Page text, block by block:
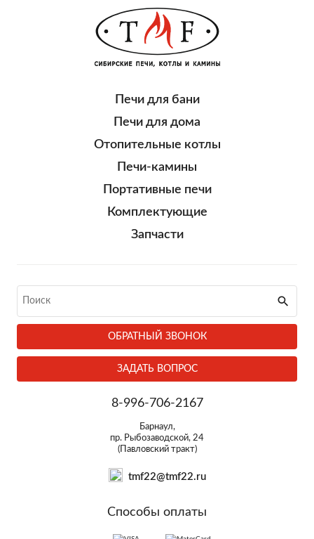
Печи для бани
Печи для дома
Отопительные котлы
Печи-камины
Портативные печи
Комплектующие
Запчасти
8-996-706-2167
Барнаул,
пр. Рыбозаводской, 24
(Павловский тракт)
tmf22@tmf22.ru
Способы оплаты
ОБРАТНЫЙ ЗВОНОК
ЗАДАТЬ ВОПРОС